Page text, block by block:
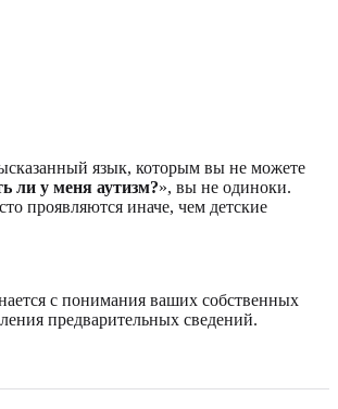
язык, которым вы не можете
ли у меня аутизм?», вы не одиноки.
проявляются иначе, чем детские
с понимания ваших собственных
предварительных сведений.